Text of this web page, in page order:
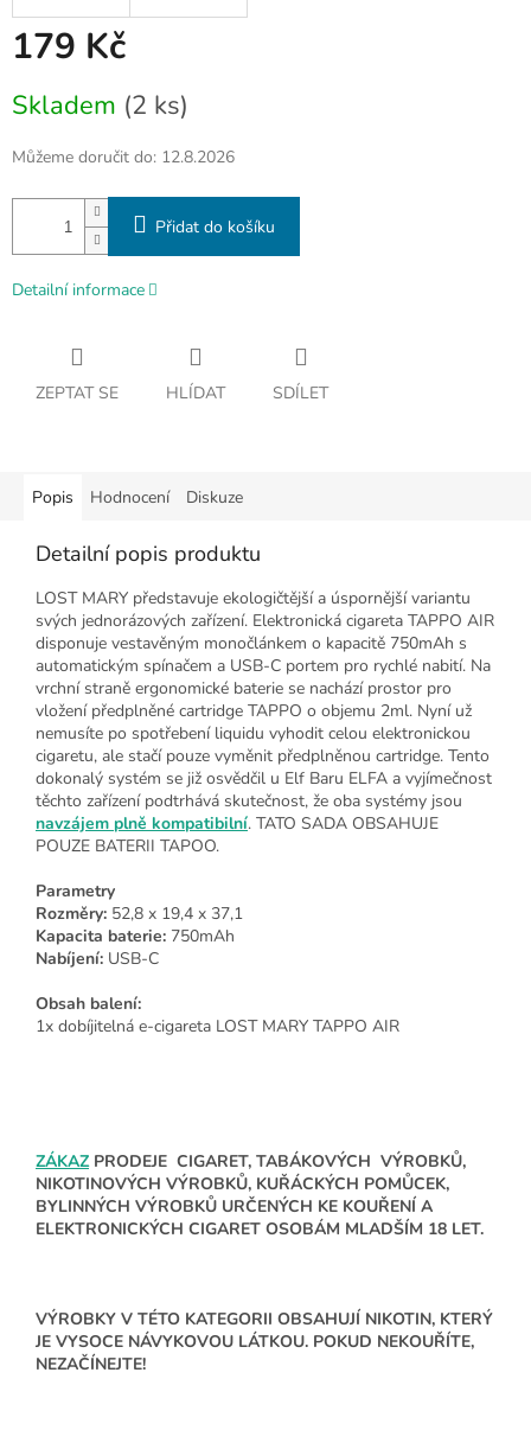
179 Kč
cena:
Skladem (2 ks)
Můžeme doručit do: 12.8.2026
Přidat do košíku
Detailní informace
ZEPTAT SE HLÍDAT SDÍLET
Popis Hodnocení Diskuze
Detailní popis produktu
LOST MARY představuje ekologičtější a úspornější variantu
svých jednorázových zařízení. Elektronická cigareta TAPPO AIR
disponuje vestavěným monočlánkem o kapacitě 750mAh s
automatickým spínačem a USB-C portem pro rychlé nabití. Na
vrchní straně ergonomické baterie se nachází prostor pro
vložení předplněné cartridge TAPPO o objemu 2ml. Nyní už
nemusíte po spotřebení liquidu vyhodit celou elektronickou
cigaretu, ale stačí pouze vyměnit předplněnou cartridge. Tento
dokonalý systém se již osvědčil u Elf Baru ELFA a vyjímečnost
těchto zařízení podtrhává skutečnost, že oba systémy jsou
navzájem plně kompatibilní. TATO SADA OBSAHUJE
POUZE BATERII TAPOO.
Parametry
Rozměry: 52,8 x 19,4 x 37,1
Kapacita baterie: 750mAh
Nabíjení: USB-C
Obsah balení:
1x dobíjitelná e-cigareta LOST MARY TAPPO AIR
ZÁKAZPRODEJE CIGARET, TABÁKOVÝCH VÝROBKŮ,
NIKOTINOVÝCH VÝROBKŮ, KUŘÁCKÝCH POMŮCEK,
BYLINNÝCH VÝROBKŮ URČENÝCH KE KOUŘENÍ A
ELEKTRONICKÝCH CIGARET OSOBÁM MLADŠÍM 18 LET.
VÝROBKY V TÉTO KATEGORII OBSAHUJÍ NIKOTIN, KTERÝ
JE VYSOCE NÁVYKOVOU LÁTKOU. POKUD NEKOUŘÍTE,
NEZAČÍNEJTE!